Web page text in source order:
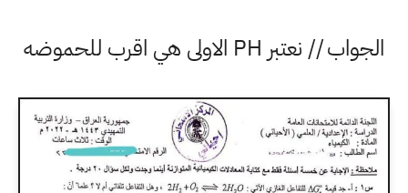
الجواب // نعتبر PH الاولى هي اقرب للحموضه